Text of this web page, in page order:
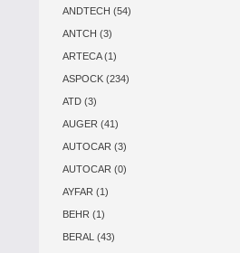
ANDTECH (54)
ANTCH (3)
ARTECA (1)
ASPOCK (234)
ATD (3)
AUGER (41)
AUTOCAR (3)
AUTOCAR (0)
AYFAR (1)
BEHR (1)
BERAL (43)